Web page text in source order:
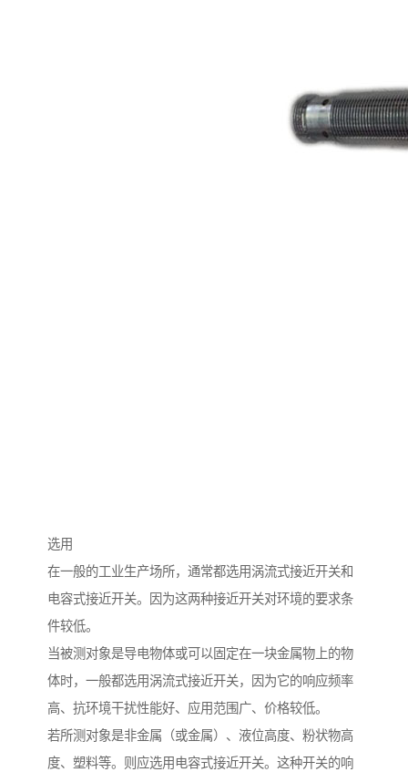
选用
在一般的工业生产场所，通常都选用涡流式接近开关和
电容式接近开关。因为这两种接近开关对环境的要求条
件较低。
当被测对象是导电物体或可以固定在一块金属物上的物
体时，一般都选用涡流式接近开关，因为它的响应频率
高、抗环境干扰性能好、应用范围广、价格较低。
若所测对象是非金属（或金属）、液位高度、粉状物高
度、塑料等。则应选用电容式接近开关。这种开关的响